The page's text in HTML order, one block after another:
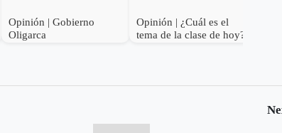
Opinión | Gobierno
Oligarca
Opinión | ¿Cuál es el
tema de la clase de hoy?